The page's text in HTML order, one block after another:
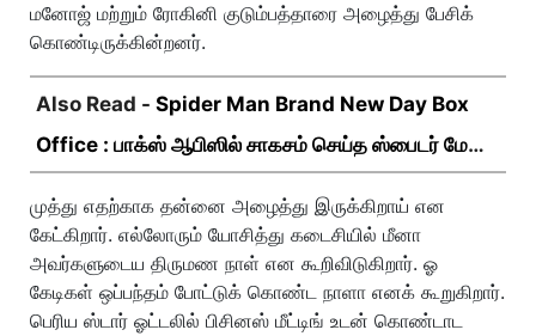
மனோஜ் மற்றும் ரோகினி குடும்பத்தாரை அழைத்து பேசிக்
கொண்டிருக்கின்றனர்.
Also Read - Spider Man Brand New Day Box
Office : பாக்ஸ் ஆபிஸில் சாகசம் செய்த ஸ்பைடர் மேன்
முத்து எதற்காக தன்னை அழைத்து இருக்கிறாய் என
கேட்கிறார். எல்லோரும் யோசித்து கடைசியில் மீனா
அவர்களுடைய திருமண நாள் என கூறிவிடுகிறார். ஓ
கேடிகள் ஒப்பந்தம் போட்டுக் கொண்ட நாளா எனக் கூறுகிறார்.
பெரிய ஸ்டார் ஓட்டலில் பிசினஸ் மீட்டிங் உடன் கொண்டாட